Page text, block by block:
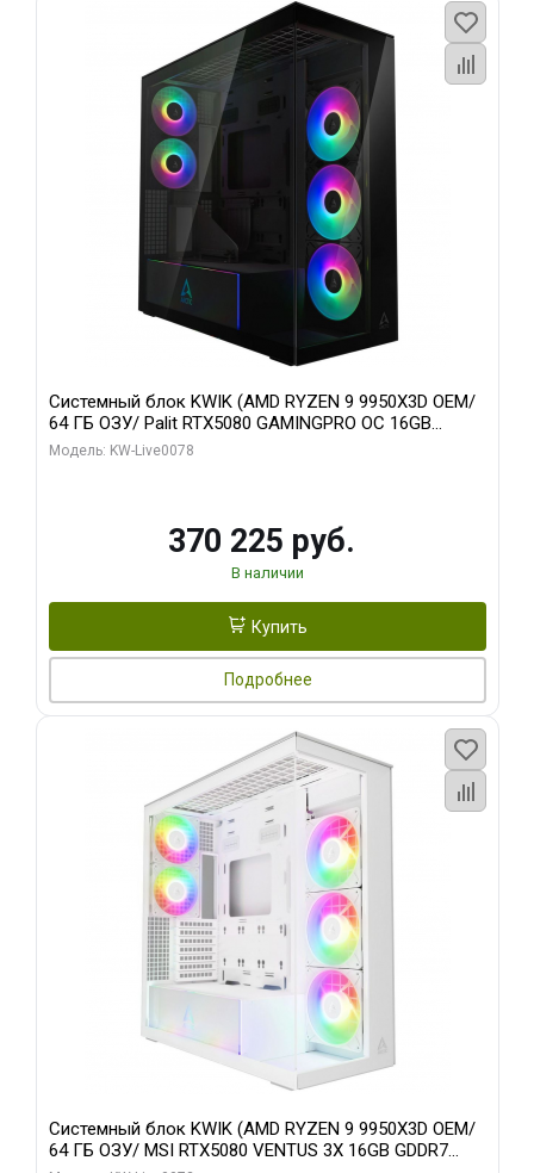
Системный блок KWIK (AMD RYZEN 9 9950X3D OEM/
64 ГБ ОЗУ/ Palit RTX5080 GAMINGPRO OC 16GB
GDDR7 256bit 3xDP HD/ 1 ТБ SSD)
Модель: KW-Live0078
370 225 руб.
В наличии
Купить
Подробнее
Системный блок KWIK (AMD RYZEN 9 9950X3D OEM/
64 ГБ ОЗУ/ MSI RTX5080 VENTUS 3X 16GB GDDR7